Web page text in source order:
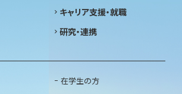
キャリア支援・就職
研究・連携
在学生の方